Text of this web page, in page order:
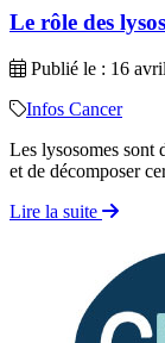
Le rôle des
Publié le : 16
Infos Cancer
Les lysosomes sont
et de décomposer
Lire la suite